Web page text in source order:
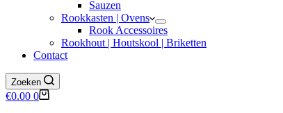
Sauzen
Rookkasten | Ovens
Rook Accessoires
Rookhout | Houtskool | Briketten
Contact
Zoeken
Winkelwagen
€0.00 0